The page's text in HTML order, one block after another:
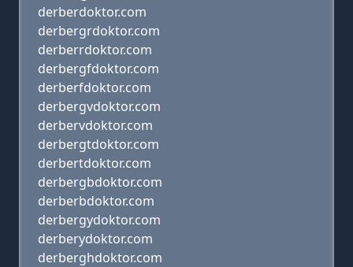
derberdoktor.com
derbergrdoktor.com
derberrdoktor.com
derbergfdoktor.com
derberfdoktor.com
derbergvdoktor.com
derbervdoktor.com
derbergtdoktor.com
derbertdoktor.com
derbergbdoktor.com
derberbdoktor.com
derbergydoktor.com
derberydoktor.com
derberghdoktor.com